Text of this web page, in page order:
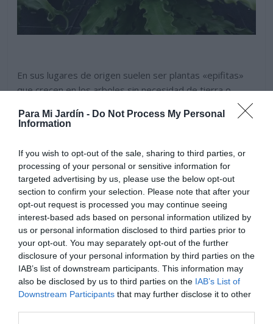
Para Mi Jardín - Do Not Process My Personal
Information
If you wish to opt-out of the sale, sharing to third parties, or
processing of your personal or sensitive information for
targeted advertising by us, please use the below opt-out
section to confirm your selection. Please note that after your
opt-out request is processed you may continue seeing
interest-based ads based on personal information utilized by
us or personal information disclosed to third parties prior to
your opt-out. You may separately opt-out of the further
disclosure of your personal information by third parties on the
IAB’s list of downstream participants. This information may
also be disclosed by us to third parties on the IAB’s List of
Downstream Participants that may further disclose it to other
En sus lugares de origen suelen ser plantas «epifitas»
que crecen en los arboles sin necesidad de tierra o
«litofiticas» que crecen en las rocas, aunque también
pueden ser terrestres y crecer directamente en el
a través de sus hojas y su roseta central.